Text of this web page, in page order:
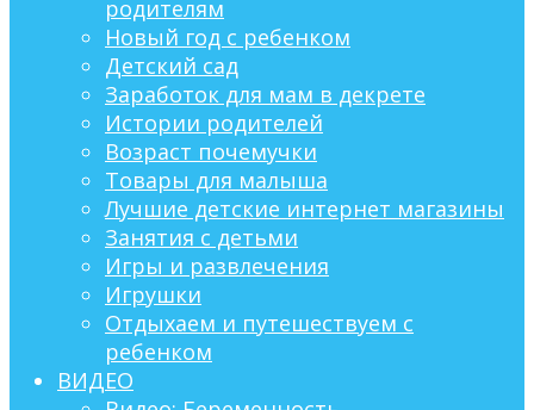
родителям
Новый год с ребенком
Детский сад
Заработок для мам в декрете
Истории родителей
Возраст почемучки
Товары для малыша
Лучшие детские интернет магазины
Занятия с детьми
Игры и развлечения
Игрушки
Отдыхаем и путешествуем с
ребенком
ВИДЕО